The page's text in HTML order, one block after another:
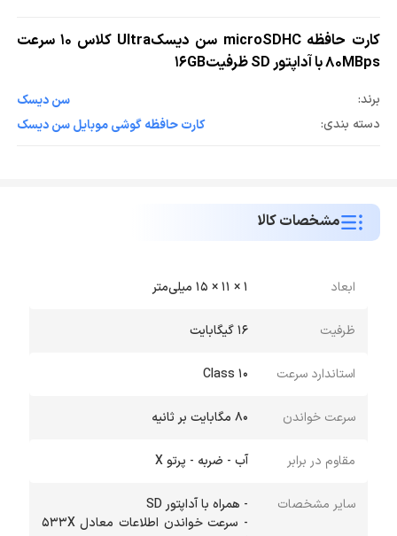
کارت حافظه microSDHC سن دیسکUltra کلاس 10 سرعت
80MBps با آداپتور SD ظرفیت16GB
برند:
سن ديسک
دسته بندی:
کارت حافظه گوشی موبایل سن ديسک
مشخصات کالا
ابعاد 1 × 11 × 15 میلی‌متر
ظرفیت 16 گیگابایت
استاندارد سرعت Class 10
سرعت خواندن 80 مگابایت بر ثانیه
مقاوم در برابر آب - ضربه - پرتو X
سایر مشخصات
- همراه با آداپتور SD
- سرعت خواندن اطلاعات معادل 533X